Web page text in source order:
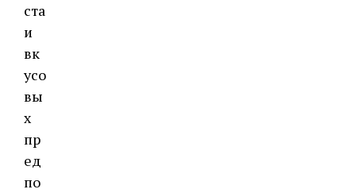
ста
и
вк
усо
вы
х
пр
ед
по